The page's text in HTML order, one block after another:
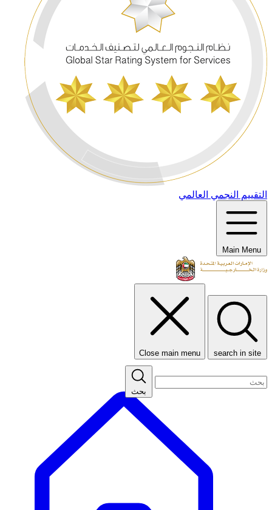
التقييم النجمي العالمي
Main Menu
search in site
Close main menu
بحث